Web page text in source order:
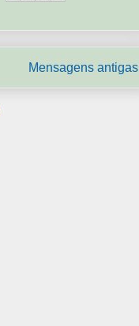
Mensagens antigas